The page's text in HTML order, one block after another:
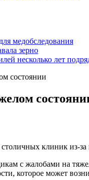
медобследования
зерно
несколько лет
состоянии
клиник из-
с жалобами на
которое может